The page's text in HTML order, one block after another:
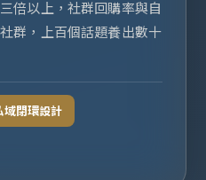
倍以上，社群回購率與自
群，上百個話題養出數十
域閉環設計